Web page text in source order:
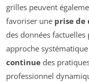
grilles peuvent
favoriser une prise de
des données
approche
continue des
professionnel